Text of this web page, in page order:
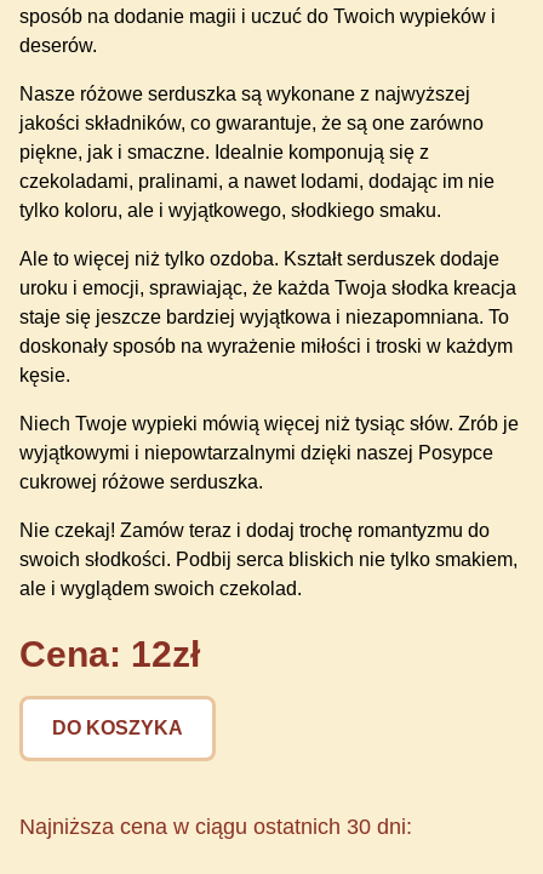
sposób na dodanie magii i uczuć do Twoich wypieków i
deserów.
Nasze różowe serduszka są wykonane z najwyższej
jakości składników, co gwarantuje, że są one zarówno
piękne, jak i smaczne. Idealnie komponują się z
czekoladami, pralinami, a nawet lodami, dodając im nie
tylko koloru, ale i wyjątkowego, słodkiego smaku.
Ale to więcej niż tylko ozdoba. Kształt serduszek dodaje
uroku i emocji, sprawiając, że każda Twoja słodka kreacja
staje się jeszcze bardziej wyjątkowa i niezapomniana. To
doskonały sposób na wyrażenie miłości i troski w każdym
kęsie.
Niech Twoje wypieki mówią więcej niż tysiąc słów. Zrób je
wyjątkowymi i niepowtarzalnymi dzięki naszej Posypce
cukrowej różowe serduszka.
Nie czekaj! Zamów teraz i dodaj trochę romantyzmu do
swoich słodkości. Podbij serca bliskich nie tylko smakiem,
ale i wyglądem swoich czekolad.
Cena: 12zł
DO KOSZYKA
Najniższa cena w ciągu ostatnich 30 dni: